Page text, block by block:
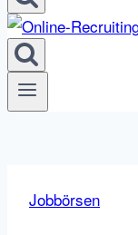
Jobbörsen